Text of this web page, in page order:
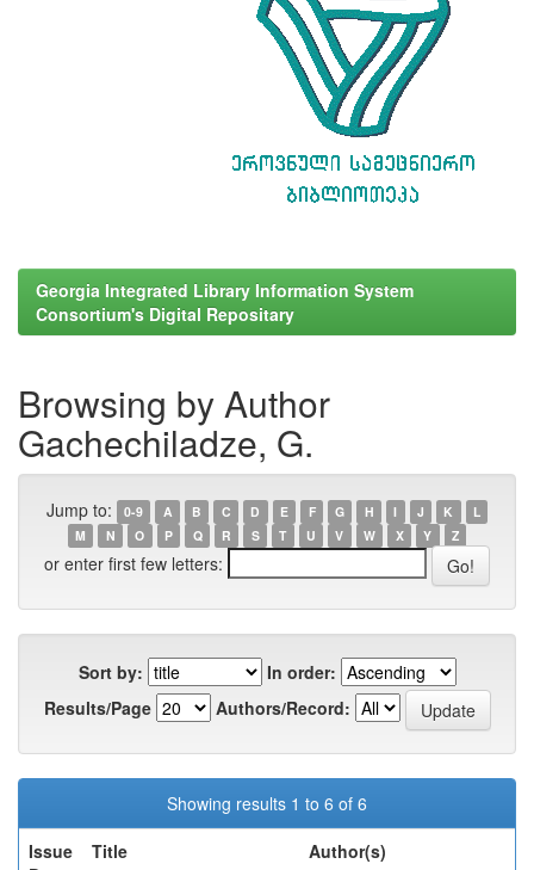
Georgia Integrated Library Information System
Consortium's Digital Repositary
Browsing by Author
Gachechiladze, G.
Jump to: 0-9 A B C D E F G H I J K
L
M
N O P Q R S T U V W X Y Z
or enter first few letters:
Sort by:
In order:
Results/Page
Authors/Record:
Showing results 1 to 6 of 6
Issue
Title Author(s)